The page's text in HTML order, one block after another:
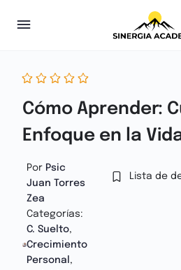
Cómo Aprender:
Enfoque en la
Por Psic
Juan Torres
Zea
Categorías:
C. Suelto,
Crecimiento
Personal ,
Lista de